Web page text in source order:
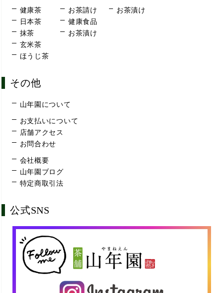
健康茶
日本茶
抹茶
玄米茶
ほうじ茶
お茶請け
健康食品
お茶漬け
お茶漬け
その他
山年園について
お支払いについて
店舗アクセス
お問合わせ
会社概要
山年園ブログ
特定商取引法
公式SNS